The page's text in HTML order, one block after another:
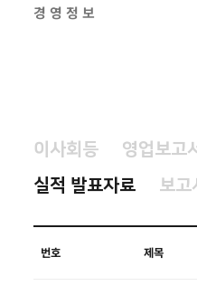
경영정보
이사회등 영업보고
실적 발표자료
보고
번호 제목